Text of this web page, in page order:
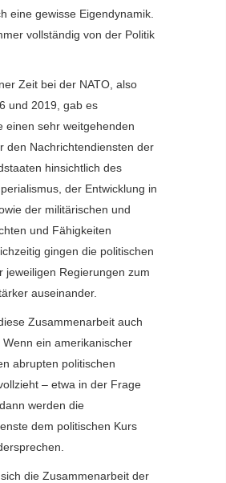
eine gewisse Eigendynamik.
vollständig von der Politik
Zeit bei der NATO, also
und 2019, gab es
einen sehr weitgehenden
den Nachrichtendiensten der
hinsichtlich des
der Entwicklung in
der militärischen und
und Fähigkeiten
gingen die politischen
jeweiligen Regierungen zum
auseinander.
Zusammenarbeit auch
ein amerikanischer
abrupten politischen
– etwa in der Frage
werden die
dem politischen Kurs
die Zusammenarbeit der